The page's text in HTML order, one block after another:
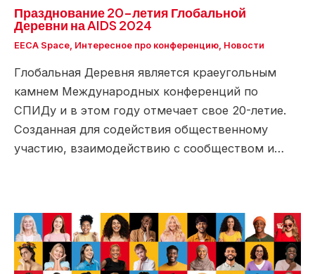
Празднование 20-летия Глобальной
Деревни на AIDS 2024
EECA Space Интересное про конференцию Новости
Глобальная Деревня является краеугольным
камнем Международных конференций по
СПИДу и в этом году отмечает свое 20-летие.
Созданная для содействия общественному
участию, взаимодействию с сообществом и…